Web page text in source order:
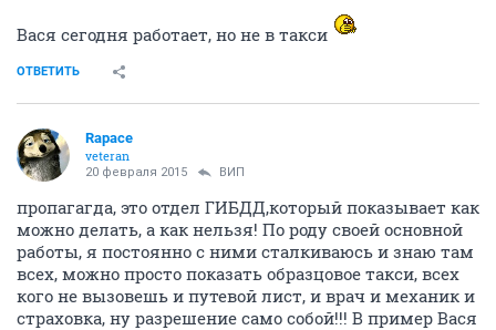
Вася сегодня работает, но не в такси
ОТВЕТИТЬ
Rapace
veteran
20 февраля 2015 ВИП
пропагагда, это отдел ГИБДД,который показывает как
можно делать, а как нельзя! По роду своей основной
работы, я постоянно с ними сталкиваюсь и знаю там
всех, можно просто показать образцовое такси, всех
кого не вызовешь и путевой лист, и врач и механик и
страховка, ну разрешение само собой!!! В пример Вася